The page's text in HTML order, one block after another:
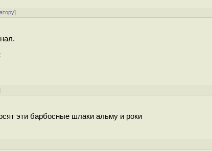
]
эти барбосные шлаки альму и роки